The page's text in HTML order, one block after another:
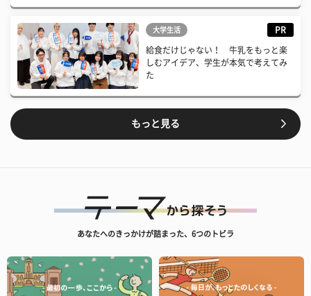
大学生活 PR
給食だけじゃない！ 牛乳をもっと楽
しむアイデア、学生が本気で考えてみ
た
もっと見る
あなたへのきっかけが詰まった、6つのトビラ